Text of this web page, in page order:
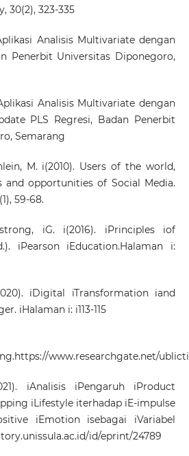
30(2), 323-335
Analisis Multivariate dengan
Penerbit Universitas Diponegoro,
Analisis Multivariate dengan
PLS Regresi, Badan Penerbit
Semarang
M. i(2010). Users of the world,
and opportunities of Social Media.
59-68.
iG. i(2016). iPrinciples iof
iPearson iEducation.Halaman i:
iDigital iTransformation iand
iHalaman i: i113-115
https://www.researchgate.net/
iAnalisis iPengaruh iProduct
iLifestyle iterhadap iE-impulse
iEmotion isebagai iVariabel
id/eprint/24789